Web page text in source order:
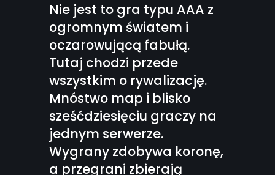
Nie jest to gra typu AAA z
ogromnym światem i
oczarowującą fabułą.
Tutaj chodzi przede
wszystkim o rywalizację.
Mnóstwo map i blisko
sześćdziesięciu graczy na
jednym serwerze.
Wygrany zdobywa koronę,
a przegrani zbierają